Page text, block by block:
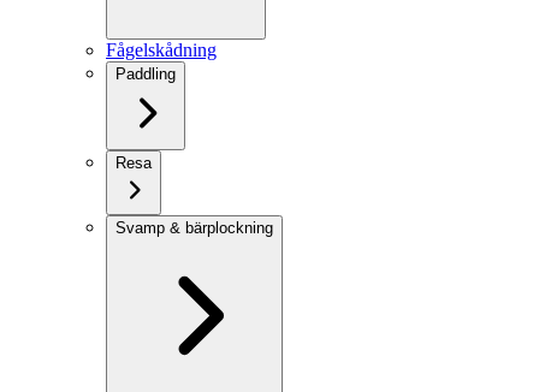
Fågelskådning
Paddling
Resa
Svamp & bärplockning